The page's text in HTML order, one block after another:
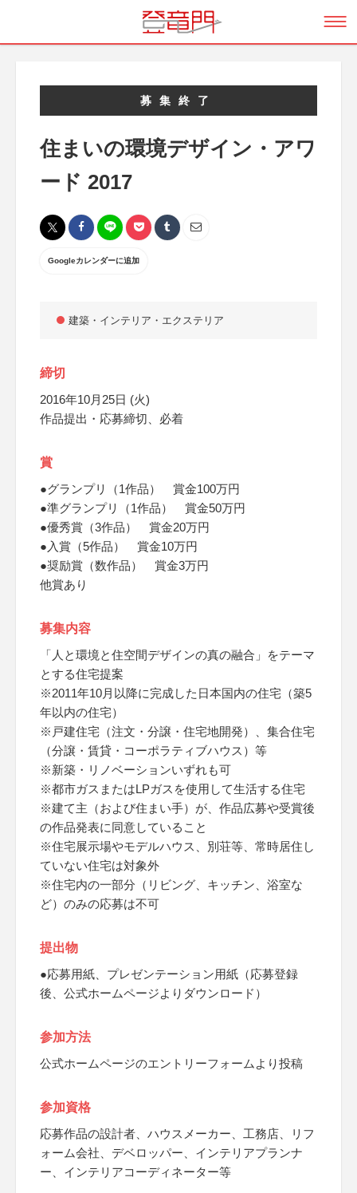
募集終了
住まいの環境デザイン・アワ
ード 2017
Googleカレンダーに追加
建築・インテリア・エクステリア
締切
2016年10月25日 (火)
作品提出・応募締切、必着
賞
●グランプリ（1作品） 賞金100万円
●準グランプリ（1作品） 賞金50万円
●優秀賞（3作品） 賞金20万円
●入賞（5作品） 賞金10万円
●奨励賞（数作品） 賞金3万円
他賞あり
募集内容
「人と環境と住空間デザインの真の融合」をテーマ
とする住宅提案
※2011年10月以降に完成した日本国内の住宅（築5
年以内の住宅）
※戸建住宅（注文・分譲・住宅地開発）、集合住宅
（分譲・賃貸・コーポラティブハウス）等
※新築・リノベーションいずれも可
※都市ガスまたはLPガスを使用して生活する住宅
※建て主（および住まい手）が、作品広募や受賞後
の作品発表に同意していること
※住宅展示場やモデルハウス、別荘等、常時居住し
ていない住宅は対象外
※住宅内の一部分（リビング、キッチン、浴室な
ど）のみの応募は不可
提出物
●応募用紙、プレゼンテーション用紙（応募登録
後、公式ホームページよりダウンロード）
参加方法
公式ホームページのエントリーフォームより投稿
参加資格
応募作品の設計者、ハウスメーカー、工務店、リフ
ォーム会社、デベロッパー、インテリアプランナ
ー、インテリアコーディネーター等